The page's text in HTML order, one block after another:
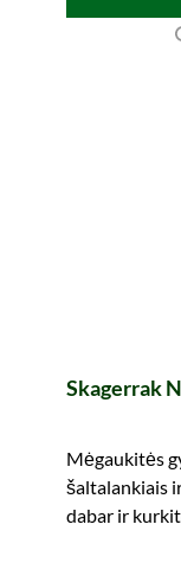
Skagerrak
Mėgaukitės
šaltalankiais
dabar ir